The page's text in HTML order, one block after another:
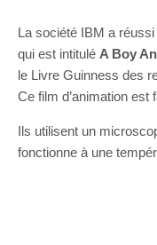
La société IBM a
qui est intitulé A Boy
le Livre Guinness des
Ce film d’animation est
Ils utilisent un
fonctionne à une